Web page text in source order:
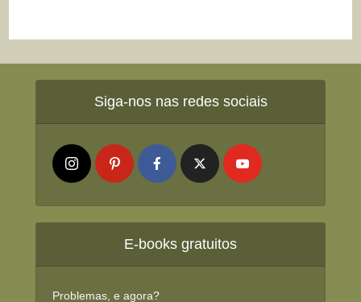
Siga-nos nas redes sociais
E-books gratuitos
Problemas, e agora?